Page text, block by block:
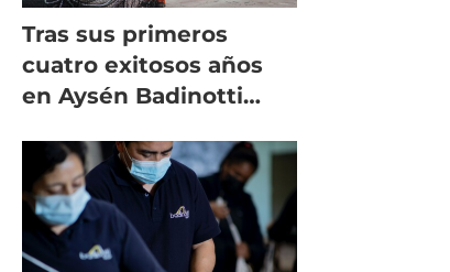
Tras sus primeros
cuatro exitosos años
en Aysén Badinotti
crecimiento